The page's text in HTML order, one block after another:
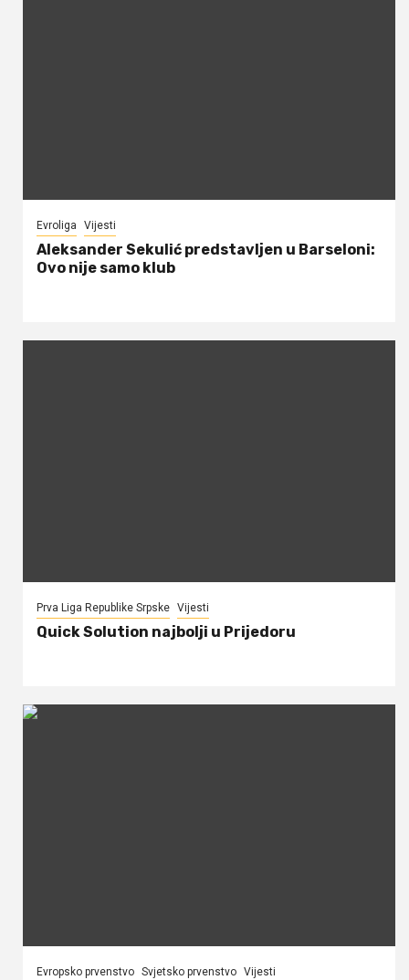
Evroliga Vijesti
Aleksander Sekulić predstavljen u Barseloni:
Ovo nije samo klub
Prva Liga Republike Srpske Vijesti
Quick Solution najbolji u Prijedoru
Evropsko prvenstvo Svjetsko prvenstvo Vijesti